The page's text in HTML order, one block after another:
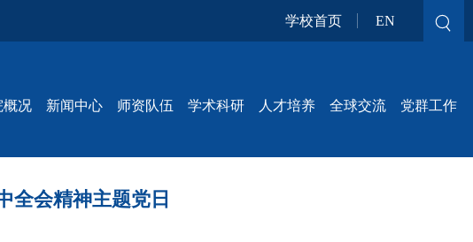
学校首页 EN
概况 新闻中心 师资队伍 学术科研 人才培养 全球交流 党群工作
全会精神主题党日